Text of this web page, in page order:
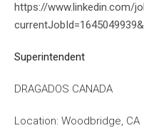
https://www.linkedin.com/
Superintendent
DRAGADOS CANADA
Location: Woodbridge, CA